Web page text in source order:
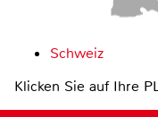
Schweiz
Klicken Sie auf Ihre